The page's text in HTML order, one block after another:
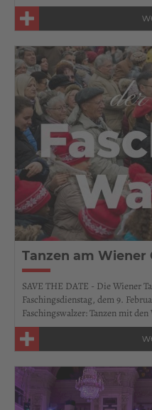
Tanzen am Wiener
SAVE THE DATE - Die Wiener
Faschingsdienstag, dem 9.
Faschingswalzer: Tanzen mit